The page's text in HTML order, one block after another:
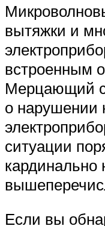
вытяжки и
встроенным
Мерцающий
о нарушении
ситуации
кардинально
Если вы